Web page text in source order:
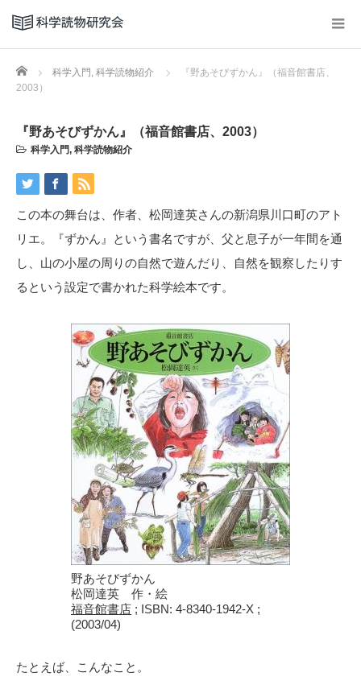
Home 科学入門 , 科学読物紹介
『野あそびずかん』（福音館書店、
2003）
『野あそびずかん』（福音館書店、2003）
科学入門, 科学読物紹介
この本の舞台は、作者、松岡達英さんの新潟県川口町のアト
リエ。『ずかん』という書名ですが、父と息子が一年間を通
し、山の小屋の周りの自然で遊んだり、自然を観察したりす
るという設定で書かれた科学絵本です。
野あそびずかん
松岡達英 作・絵
福音館書店 ; ISBN: 4-8340-1942-X ;
(2003/04)
たとえば、こんなこと。